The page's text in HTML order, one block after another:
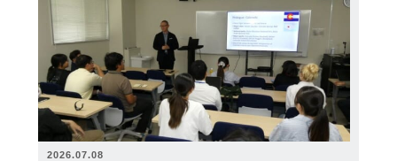
2026.07.08